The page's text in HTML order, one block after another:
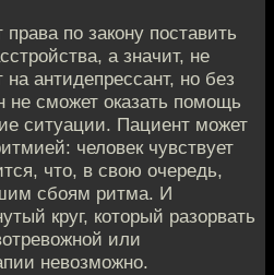
по закону поставить
а значит, не
антидепрессант, но без
не сможет оказать помощь
ситуации. Пациент может
человек чувствует
что, в свою очередь,
сбоям ритма. И
круг, который разорвать
или
невозможно.